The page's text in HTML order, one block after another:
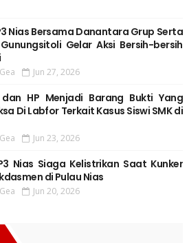
Nias Bersama Danantara Grup Serta
Gelar Aksi Bersih-bersih
Jun 27, 2026
dan HP Menjadi Barang Bukti Yang
Di Labfor Terkait Kasus Siswi SMK di
Jun 23, 2026
Nias Siaga Kelistrikan Saat Kunker
di Pulau Nias
Jun 20, 2026